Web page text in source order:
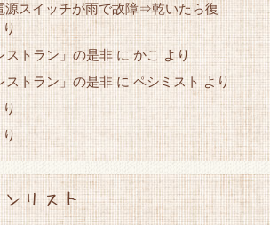
源スイッチが雨で故障⇒乾いたら復
ストラン」の是非 に かこ より
ストラン」の是非 に ペシミスト より
リスト